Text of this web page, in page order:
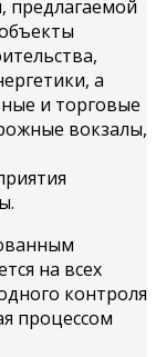
предлагаемой
а
и торговые
вокзалы,
на всех
контроля
процессом